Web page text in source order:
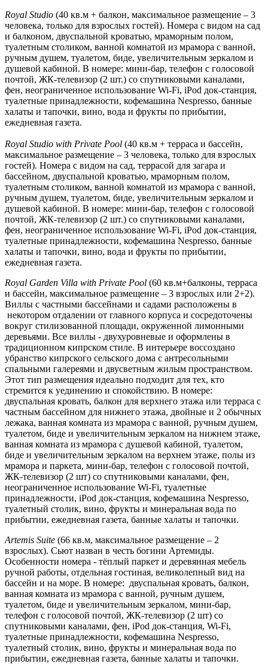
Royal Studio (40 кв.м + балкон, максимальное размещение – 3
человека, только для взрослых гостей). Номера с видом на сад
и балконом, двуспальной кроватью, мраморным полом,
туалетным столиком, ванной комнатой из мрамора с ванной,
ручным душем, туалетом, биде, увеличительным зеркалом и
душевой кабиной. В номере: мини-бар, телефон с голосовой
почтой, ЖК-телевизор (2 шт.) со спутниковыми каналами,
фен, неограниченное использование Wi-Fi, iPod док-станция,
туалетные принадлежности, кофемашина Nespresso, банные
халаты и тапочки, вино, вода и фрукты по прибытии,
ежедневная газета.
Royal Studio with Private Pool (40 кв.м + терраса и бассейн,
максимальное размещение – 3 человека, только для взрослых
гостей). Номера с видом на сад, террасой для загара и
бассейном, двуспальной кроватью, мраморным полом,
туалетным столиком, ванной комнатой из мрамора с ванной,
ручным душем, туалетом, биде, увеличительным зеркалом и
душевой кабиной. В номере: мини-бар, телефон с голосовой
почтой, ЖК-телевизор (2 шт.) со спутниковыми каналами,
фен, неограниченное использование Wi-Fi, iPod док-станция,
туалетные принадлежности, кофемашина Nespresso, банные
халаты и тапочки, вино, вода и фрукты по прибытии,
ежедневная газета.
Royal Garden Villa with Private Pool (60 кв.м+балконы, терраса
и бассейн, максимальное размещение – 3 взрослых или 2+2).
Виллы с частными бассейнами и садами расположены в
некотором отдалении от главного корпуса и сосредоточены
вокруг стилизованной площади, окруженной лимонными
деревьями. Все виллы - двухуровневые и оформлены в
традиционном кипрском стиле. В интерьере воссоздано
убранство кипрского сельского дома с антресольными
спальными галереями и двусветным жилым пространством.
Этот тип размещения идеально подходит для тех, кто
стремится к уединению и спокойствию. В номере:
двуспальная кровать, балкон для верхнего этажа или терраса с
частным бассейном для нижнего этажа, двойные и 2 обычных
лежака, ванная комната из мрамора с ванной, ручным душем,
туалетом, биде и увеличительным зеркалом на нижнем этаже,
ванная комната из мрамора с душевой кабиной, туалетом,
биде и увеличительным зеркалом на верхнем этаже, полы из
мрамора и паркета, мини-бар, телефон с голосовой почтой,
ЖК-телевизор (2 шт) со спутниковыми каналами, фен,
неограниченное использование Wi-Fi, туалетные
принадлежности, iPod док-станция, кофемашина Nespresso,
туалетный столик, вино, фрукты и минеральная вода по
прибытии, ежедневная газета, банные халаты и тапочки.
Artemis Suite (66 кв.м, максимальное размещение – 2
взрослых). Сьют назван в честь богини Артемиды.
Особенности номера - тёплый паркет и деревянная мебель
ручной работы, отдельная гостиная, великолепный вид на
бассейн и на море. В номере: двуспальная кровать, балкон,
ванная комната из мрамора с ванной, ручным душем,
туалетом, биде и увеличительным зеркалом, мини-бар,
телефон с голосовой почтой, ЖК-телевизор (2 шт) со
спутниковыми каналами, фен, iPod док-станция, Wi-Fi,
туалетные принадлежности, кофемашина Nespresso,
туалетный столик, вино, фрукты и минеральная вода по
прибытии, ежедневная газета, банные халаты и тапочки.